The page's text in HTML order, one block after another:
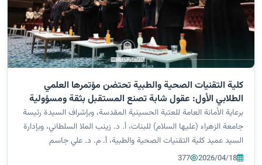
كلية التقنيات الصحية والطبية تحتضن مؤتمرها العلمي
الطلابي الأول: عقول شابة تصنع المستقبل بثقة ومسؤولية
برعاية الأمانة العامة للعتبة الحسينية المقدسة، وبإشراف السيدة رئيسة
جامعة الزهراء (عليها السلام) للبنات، أ. د. زينب الملا السلطاني، وبإدارة
السيد عميد كلية التقنيات الصحية والطبية، أ. م. د. علي جاسم
الخفاجي، نظّمت كلية التقنيات الصحية والطبية مؤتمرها العلمي ال...
2026/04/18
377